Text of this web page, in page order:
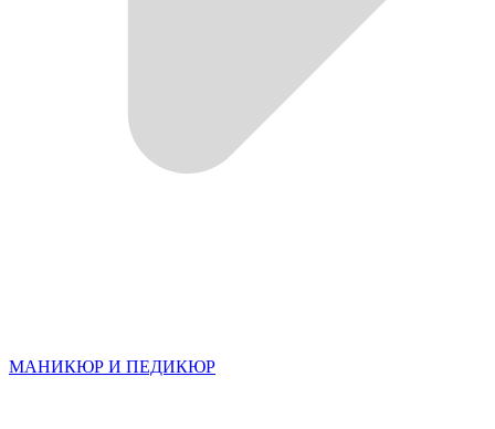
МАНИКЮР И ПЕДИКЮР